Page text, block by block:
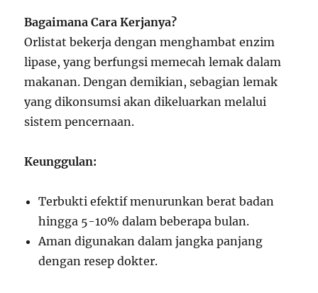
Bagaimana Cara Kerjanya?
Orlistat bekerja dengan menghambat enzim
lipase, yang berfungsi memecah lemak dalam
makanan. Dengan demikian, sebagian lemak
yang dikonsumsi akan dikeluarkan melalui
sistem pencernaan.
Keunggulan:
Terbukti efektif menurunkan berat badan
hingga 5-10% dalam beberapa bulan.
Aman digunakan dalam jangka panjang
dengan resep dokter.